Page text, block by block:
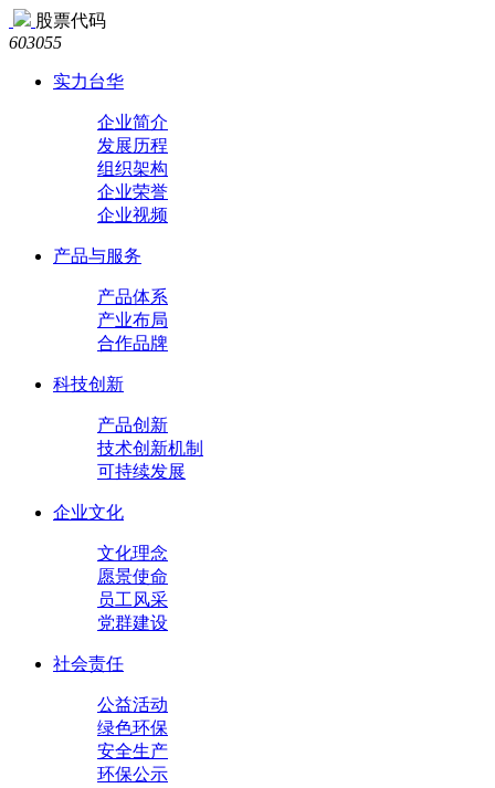
股票代码
603055
实力台华
企业简介
发展历程
组织架构
企业荣誉
企业视频
产品与服务
产品体系
产业布局
合作品牌
科技创新
产品创新
技术创新机制
可持续发展
企业文化
文化理念
愿景使命
员工风采
党群建设
社会责任
公益活动
绿色环保
安全生产
环保公示